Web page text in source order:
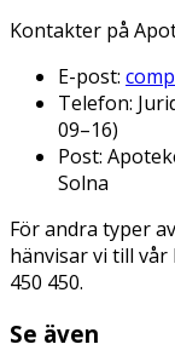
Kontakter på
E-post:
Telefon:
09–16)
Post:
Solna
För andra typer
hänvisar vi till vår
450 450.
Se även